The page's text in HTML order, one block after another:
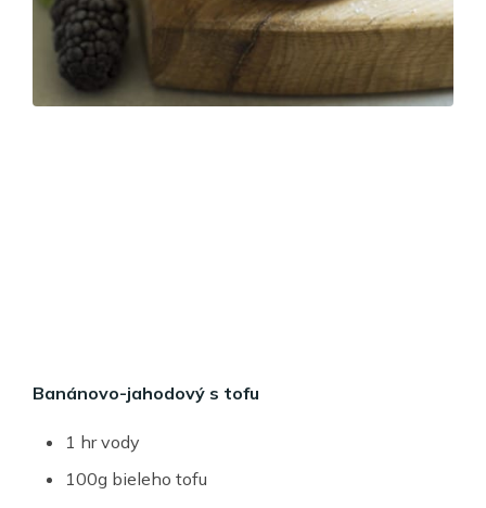
Banánovo-jahodový s tofu
1 hr vody
100g bieleho tofu